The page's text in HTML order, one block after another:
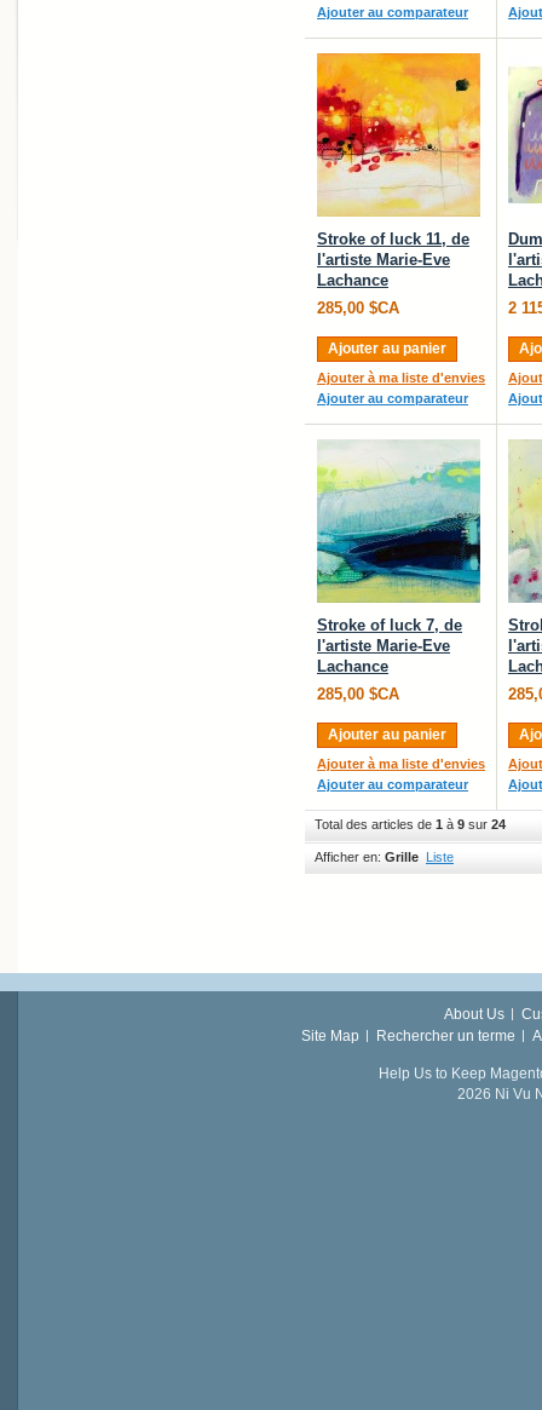
Ajouter au comparateur
Stroke of luck 11, de
l'artiste Marie-Eve
Lachance
285,00 $CA
Ajouter au panier
Ajouter à ma liste d'envies
Ajouter au comparateur
2
Stroke of luck 7, de
l'artiste Marie-Eve
Lachance
285,00 $CA
Ajouter au panier
Ajouter à ma liste d'envies
Ajouter au comparateur
Total des articles de 1 à 9 sur 24
Afficher en: Grille Liste
About Us
Site Map
Rechercher un terme
Help Us to Keep
2026 Ni Vu